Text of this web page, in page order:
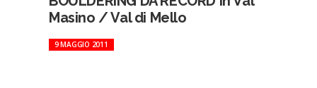
Masino / Val di Mello
9 MAGGIO 2011